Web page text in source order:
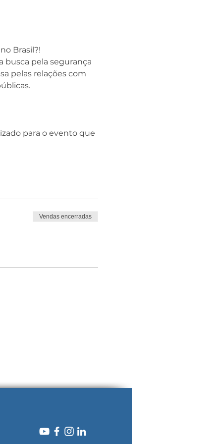
Brasil?!
busca pela segurança
pelas relações com
para o evento que
Vendas encerradas